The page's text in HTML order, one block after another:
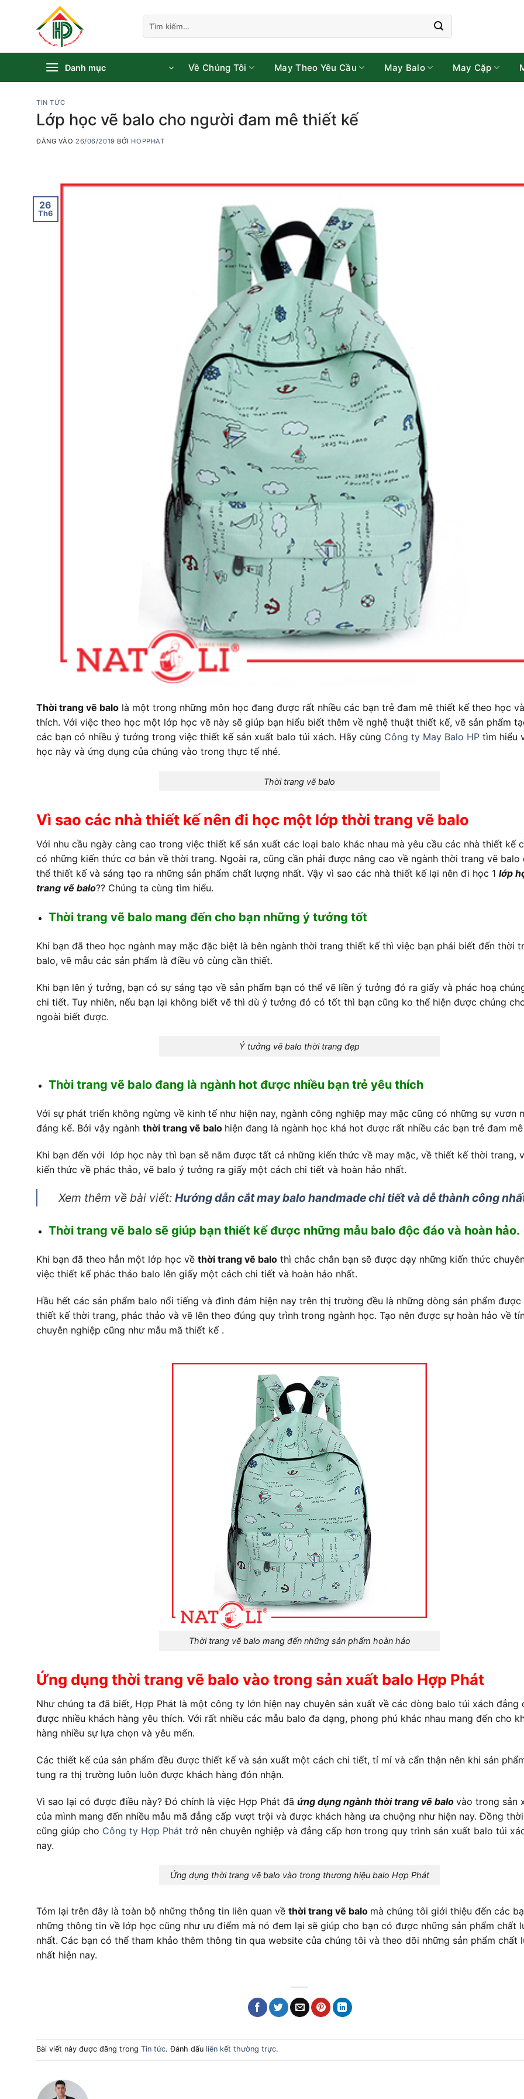
dung
kiếm:
Danh mục Về Chúng Tôi May Theo Yêu Cầu May Balo May Cặp
TIN TỨC
Lớp học vẽ balo cho người đam mê thiết kế
ĐĂNG VÀO26/06/2019 BỞI HOPPHAT
26
Th6
Thời trang vẽ balo là một trong những môn học đang được rất nhiều các bạn trẻ đam mê thiết kế theo học
thích. Với việc theo học một lớp học vẽ này sẽ giúp bạn hiểu biết thêm về nghệ thuật thiết kế, vẽ sản phẩm
các bạn có nhiều ý tưởng trong việc thiết kế sản xuất balo túi xách. Hãy cùng Công ty May Balo HP tìm hiểu
học này và ứng dụng của chúng vào trong thực tế nhé.
Thời trang vẽ balo
Vì sao các nhà thiết kế nên đi học một lớp thời trang vẽ balo
Với nhu cầu ngày càng cao trong việc thiết kế sản xuất các loại balo khác nhau mà yêu cầu các nhà thiết kế
có những kiến thức cơ bản về thời trang. Ngoài ra, cũng cần phải được nâng cao về ngành thời trang vẽ balo
thể thiết kế và sáng tạo ra những sản phẩm chất lượng nhất. Vậy vì sao các nhà thiết kế lại nên đi học 1 lớp
trang vẽ balo?? Chúng ta cùng tìm hiểu.
Thời trang vẽ balo mang đến cho bạn những ý tưởng tốt
Khi bạn đã theo học ngành may mặc đặc biệt là bên ngành thời trang thiết kế thì việc bạn phải biết đến thời
balo, vẽ mẫu các sản phẩm là điều vô cùng cần thiết.
Khi bạn lên ý tưởng, bạn có sự sáng tạo về sản phẩm bạn có thể vẽ liền ý tưởng đó ra giấy và phác hoạ
chi tiết. Tuy nhiên, nếu bạn lại không biết vẽ thì dù ý tưởng đó có tốt thì bạn cũng ko thể hiện được chúng
ngoài biết được.
Ý tưởng vẽ balo thời trang đẹp
Thời trang vẽ balo đang là ngành hot được nhiều bạn trẻ yêu thích
Với sự phát triển không ngừng về kinh tế như hiện nay, ngành công nghiệp may mặc cũng có những sự vươn
đáng kể. Bởi vậy ngành thời trang vẽ balo hiện đang là ngành học khá hot được rất nhiều các bạn trẻ đam
Khi bạn đến với lớp học này thì bạn sẽ nắm được tất cả những kiến thức về may mặc, về thiết kế thời trang,
kiến thức về phác thảo, vẽ balo ý tưởng ra giấy một cách chi tiết và hoàn hảo nhất.
Xem thêm về bài viết: Hướng dẫn cắt may balo handmade chi tiết và dễ thành công
Thời trang vẽ balo sẽ giúp bạn thiết kế được những mẫu balo độc đáo và hoàn hảo.
Khi bạn đã theo hẳn một lớp học về thời trang vẽ balo thì chắc chắn bạn sẽ được dạy những kiến thức
việc thiết kế phác thảo balo lên giấy một cách chi tiết và hoàn hảo nhất.
Hầu hết các sản phẩm balo nổi tiếng và đình đám hiện nay trên thị trường đều là những dòng sản phẩm được
thiết kế thời trang, phác thảo và vẽ lên theo đúng quy trình trong ngành học. Tạo nên được sự hoàn hảo về
chuyên nghiệp cũng như mẫu mã thiết kế .
Thời trang vẽ balo mang đến những sản phẩm hoàn hảo
Ứng dụng thời trang vẽ balo vào trong sản xuất balo Hợp Phát
Như chúng ta đã biết, Hợp Phát là một công ty lớn hiện nay chuyên sản xuất về các dòng balo túi xách đẳng
được nhiều khách hàng yêu thích. Với rất nhiều các mẫu balo đa dạng, phong phú khác nhau mang đến cho
hàng nhiều sự lựa chọn và yêu mến.
Các thiết kế của sản phẩm đều được thiết kế và sản xuất một cách chi tiết, tỉ mỉ và cẩn thận nên khi sản
tung ra thị trường luôn luôn được khách hàng đón nhận.
Vì sao lại có được điều này? Đó chính là việc Hợp Phát đã ứng dụng ngành thời trang vẽ balo vào trong sản
của mình mang đến nhiều mẫu mã đẳng cấp vượt trội và được khách hàng ưa chuộng như hiện nay. Đồng
cũng giúp cho Công ty Hợp Phát trở nên chuyên nghiệp và đẳng cấp hơn trong quy trình sản xuất balo túi
nay.
Ứng dụng thời trang vẽ balo vào trong thương hiệu balo Hợp Phát
Tóm lại trên đây là toàn bộ những thông tin liên quan về thời trang vẽ balo mà chúng tôi giới thiệu đến các
những thông tin về lớp học cũng như ưu điểm mà nó đem lại sẽ giúp cho bạn có được những sản phẩm chất
nhất. Các bạn có thể tham khảo thêm thông tin qua website của chúng tôi và theo dõi những sản phẩm chất
nhất hiện nay.
Bài viết này được đăng trong Tin tức. Đánh dấu liên kết thường trực.